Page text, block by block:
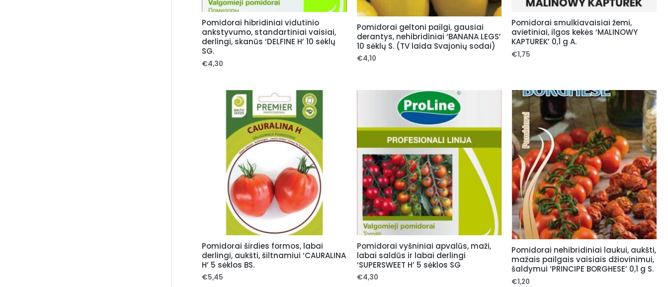
Pomidorai hibridiniai vidutinio
ankstyvumo, standartiniai vaisiai,
derlingi, skanūs ‘DELFINE H’ 10 sėklų
SG.
€4,30
Pomidorai geltoni pailgi, gausiai
derantys, nehibridiniai ‘BANANA LEGS’
10 sėklų S. (TV laida Svajonių sodai)
€4,10
Pomidorai smulkiavaisiai žemi,
avietiniai, ilgos kekės ‘MALINOWY
KAPTUREK’ 0,1 g A.
€1,75
Pomidorai širdies formos, labai
derlingi, aukšti, šiltnamiui ‘CAURALINA
H’ 5 sėklos BS.
€5,45
Pomidorai vyšniniai apvalūs, maži,
labai saldūs ir labai derlingi
‘SUPERSWEET H’ 5 sėklos SG
€4,30
Pomidorai nehibridiniai laukui, aukšti,
mažais pailgais vaisiais džiovinimui,
šaldymui ‘PRINCIPE BORGHESE’ 0,1 g S.
€1,20